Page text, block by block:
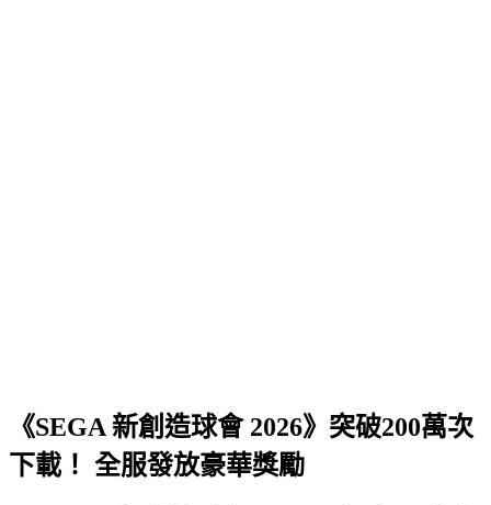
《SEGA 新創造球會 2026》突破200萬次
下載！ 全服發放豪華獎勵